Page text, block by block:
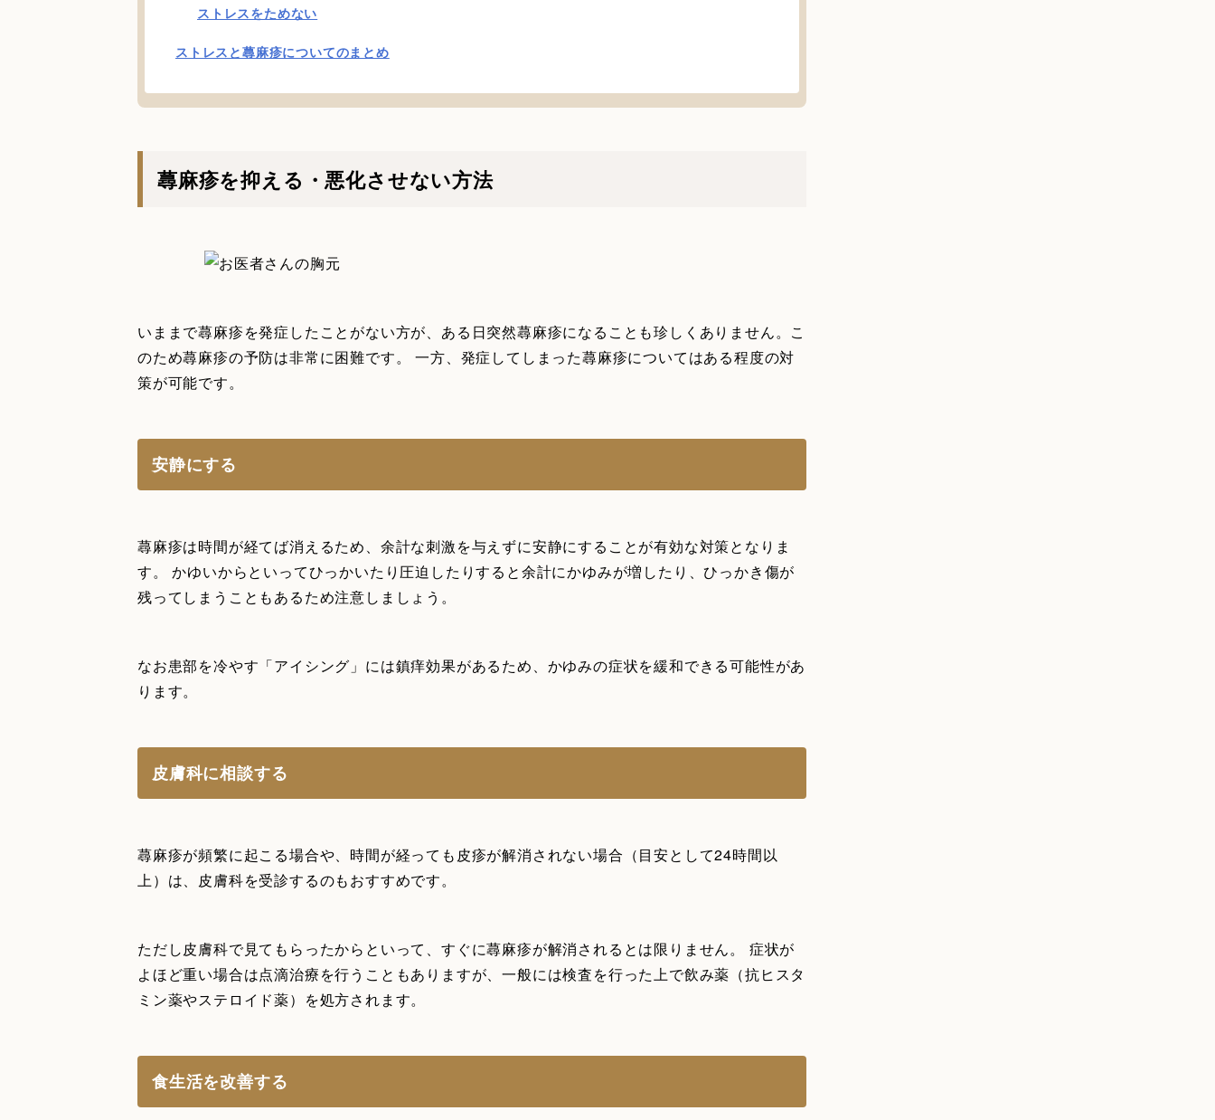
ストレスをためない
ストレスと蕁麻疹についてのまとめ
蕁麻疹を抑える・悪化させない方法
いままで蕁麻疹を発症したことがない方が、ある日突然蕁麻疹になることも珍しくありません。こ
のため蕁麻疹の予防は非常に困難です。 一方、発症してしまった蕁麻疹についてはある程度の対
策が可能です。
安静にする
蕁麻疹は時間が経てば消えるため、余計な刺激を与えずに安静にすることが有効な対策となりま
す。 かゆいからといってひっかいたり圧迫したりすると余計にかゆみが増したり、ひっかき傷が
残ってしまうこともあるため注意しましょう。
なお患部を冷やす「アイシング」には鎮痒効果があるため、かゆみの症状を緩和できる可能性があ
ります。
皮膚科に相談する
蕁麻疹が頻繁に起こる場合や、時間が経っても皮疹が解消されない場合（目安として24時間以
上）は、皮膚科を受診するのもおすすめです。
ただし皮膚科で見てもらったからといって、すぐに蕁麻疹が解消されるとは限りません。 症状が
よほど重い場合は点滴治療を行うこともありますが、一般には検査を行った上で飲み薬（抗ヒスタ
ミン薬やステロイド薬）を処方されます。
食生活を改善する